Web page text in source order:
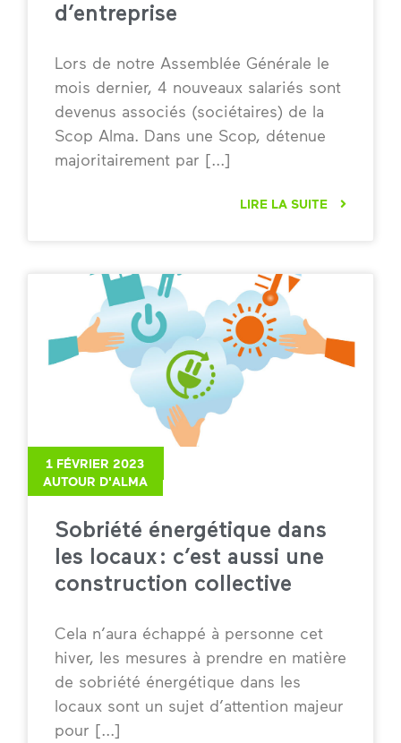
d’entreprise
Lors de notre Assemblée Générale le
mois dernier, 4 nouveaux salariés sont
devenus associés (sociétaires) de la
Scop Alma. Dans une Scop, détenue
majoritairement par
LIRE LA SUITE
AUTOUR D'ALMA
Sobriété énergétique dans
les locaux : c’est aussi une
construction collective
Cela n’aura échappé à personne cet
hiver, les mesures à prendre en matière
de sobriété énergétique dans les
locaux sont un sujet d’attention majeur
pour
1 FÉVRIER 2023